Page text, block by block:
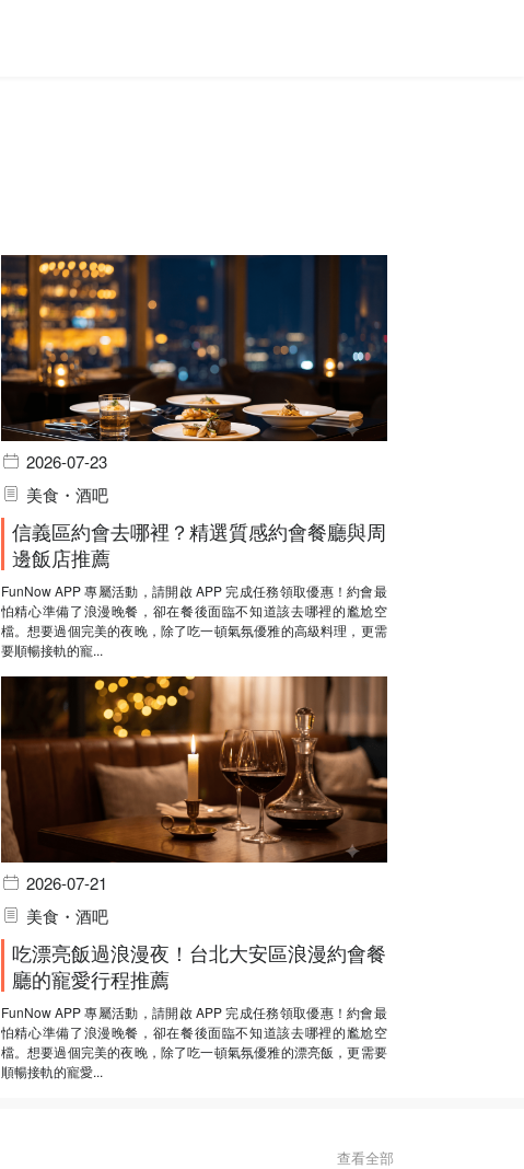
2026-07-23
美食・酒吧
信義區約會去哪裡？精選質感約會餐廳與周
邊飯店推薦
FunNow APP 專屬活動，請開啟 APP 完成任務領取優惠！約會最
怕精心準備了浪漫晚餐，卻在餐後面臨不知道該去哪裡的尷尬空
檔。想要過個完美的夜晚，除了吃一頓氣氛優雅的高級料理，更需
要順暢接軌的寵...
2026-07-21
美食・酒吧
吃漂亮飯過浪漫夜！台北大安區浪漫約會餐
廳的寵愛行程推薦
FunNow APP 專屬活動，請開啟 APP 完成任務領取優惠！約會最
怕精心準備了浪漫晚餐，卻在餐後面臨不知道該去哪裡的尷尬空
檔。想要過個完美的夜晚，除了吃一頓氣氛優雅的漂亮飯，更需要
順暢接軌的寵愛...
查看全部